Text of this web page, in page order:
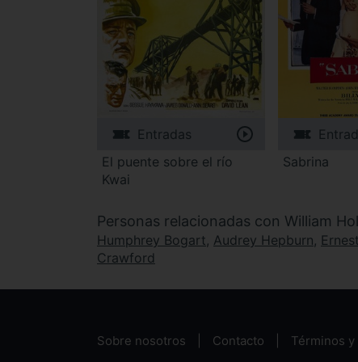
Entradas
El puente sobre el río
Kwai
Sabrina
Personas relacionadas con William
Humphrey Bogart, Audrey Hepburn,
Crawford
Sobre nosotros Contacto Términos